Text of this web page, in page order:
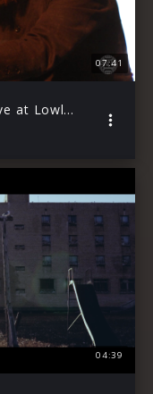
07:41
& Echo Collective – Shepherd (Live at Lowlands / 2019)
04:39